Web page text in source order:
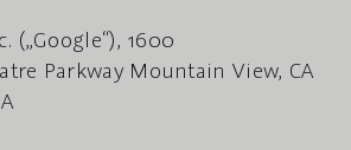
(„Google“), 1600
Parkway Mountain View, CA